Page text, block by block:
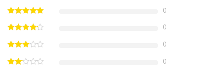
0
0
0
0